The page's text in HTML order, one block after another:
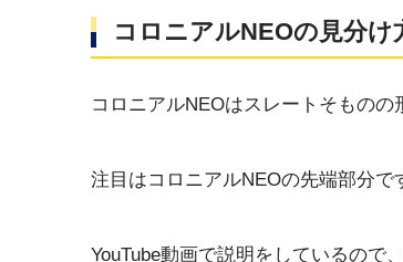
コロニアルNEOの見分け
コロニアルNEOはスレートそものの
注目はコロニアルNEOの先端部分で
YouTube動画で説明をしているので